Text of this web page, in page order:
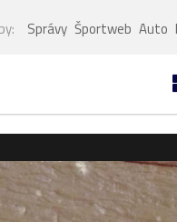
Správy Športweb Auto